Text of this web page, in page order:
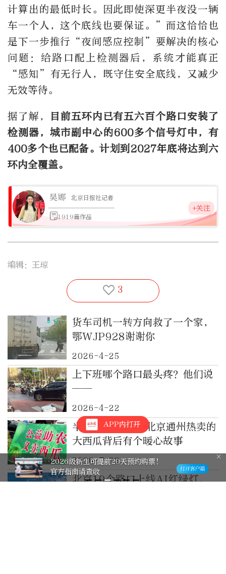
计算出的最低时长。因此即使深更半夜没一辆
车一个人，这个底线也要保证。”而这恰恰也
是下一步推行“夜间感应控制”要解决的核心
问题：给路口配上检测器后，系统才能真正
“感知”有无行人，既守住安全底线，又减少
无效等待。
据了解，
目前五环内已有五六百个路口安装了
检测器，城市副中心的600多个信号灯中，有
400多个也已配备。计划到2027年底将达到六
环内全覆盖。
吴娜 北京日报社记者
1919篇作品
+关注
编辑：王琼
3
货车司机一转方向救了一个家，
鄂WJP928谢谢你
2026-4-25
上下班哪个路口最头疼？他们说
——
2026-4-22
半天卖出10吨，北京通州热卖的
大西瓜背后有个暖心故事
2026-7-22
北京19个路口上线AI红绿灯，
APP内打开
2026级新生可提前20天预约购票！
官方指南请查收